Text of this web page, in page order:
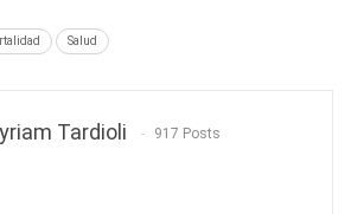
Salud
Tardioli 917 Posts